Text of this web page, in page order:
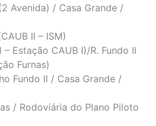
Avenida) / Casa Grande /
II – ISM)
Estação CAUB I)/R. Fundo II
Furnas)
Fundo II / Casa Grande /
/ Rodoviária do Plano Piloto